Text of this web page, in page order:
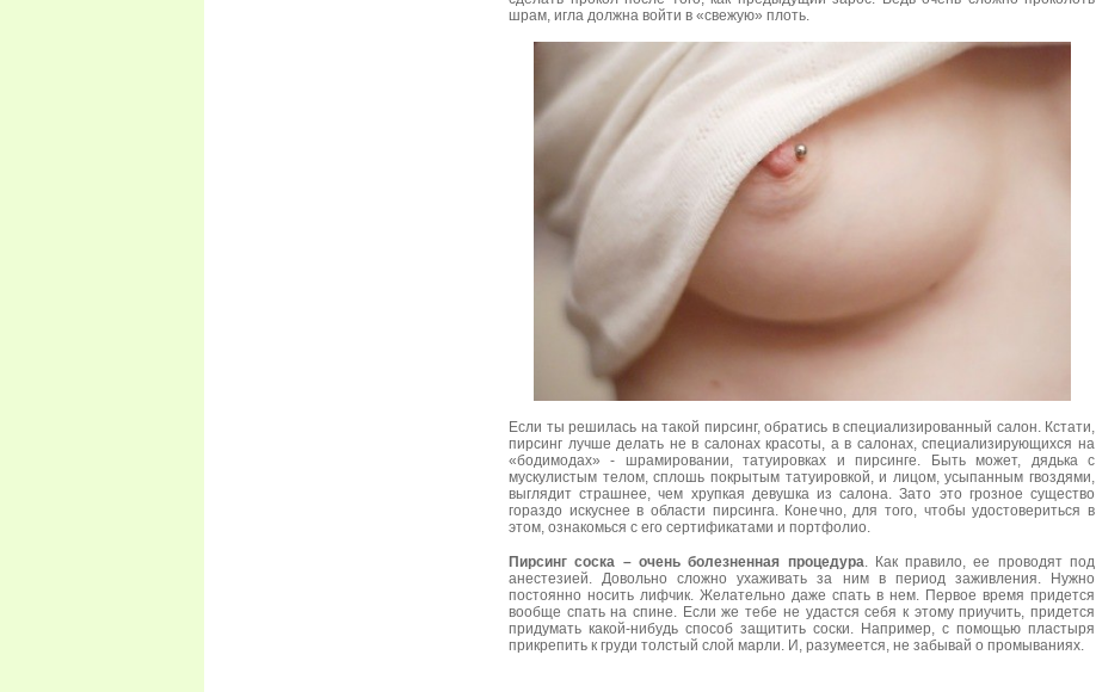
шрам, игла должна войти в «свежую» плоть.
Если ты решилась на такой пирсинг, обратись в специализированный салон. Кстати,
пирсинг лучше делать не в салонах красоты, а в салонах, специализирующихся на
«бодимодах» - шрамировании, татуировках и пирсинге. Быть может, дядька с
мускулистым телом, сплошь покрытым татуировкой, и лицом, усыпанным гвоздями,
выглядит страшнее, чем хрупкая девушка из салона. Зато это грозное существо
гораздо искуснее в области пирсинга. Конечно, для того, чтобы удостовериться в
этом, ознакомься с его сертификатами и портфолио.
Пирсинг соска – очень болезненная процедура. Как правило, ее проводят под
анестезией. Довольно сложно ухаживать за ним в период заживления. Нужно
постоянно носить лифчик. Желательно даже спать в нем. Первое время придется
вообще спать на спине. Если же тебе не удастся себя к этому приучить, придется
придумать какой-нибудь способ защитить соски. Например, с помощью пластыря
прикрепить к груди толстый слой марли. И, разумеется, не забывай о промываниях.